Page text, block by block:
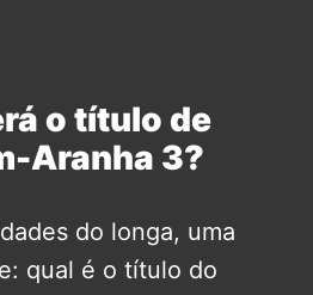
o título de
Aranha 3?
do longa, uma
qual é o título do